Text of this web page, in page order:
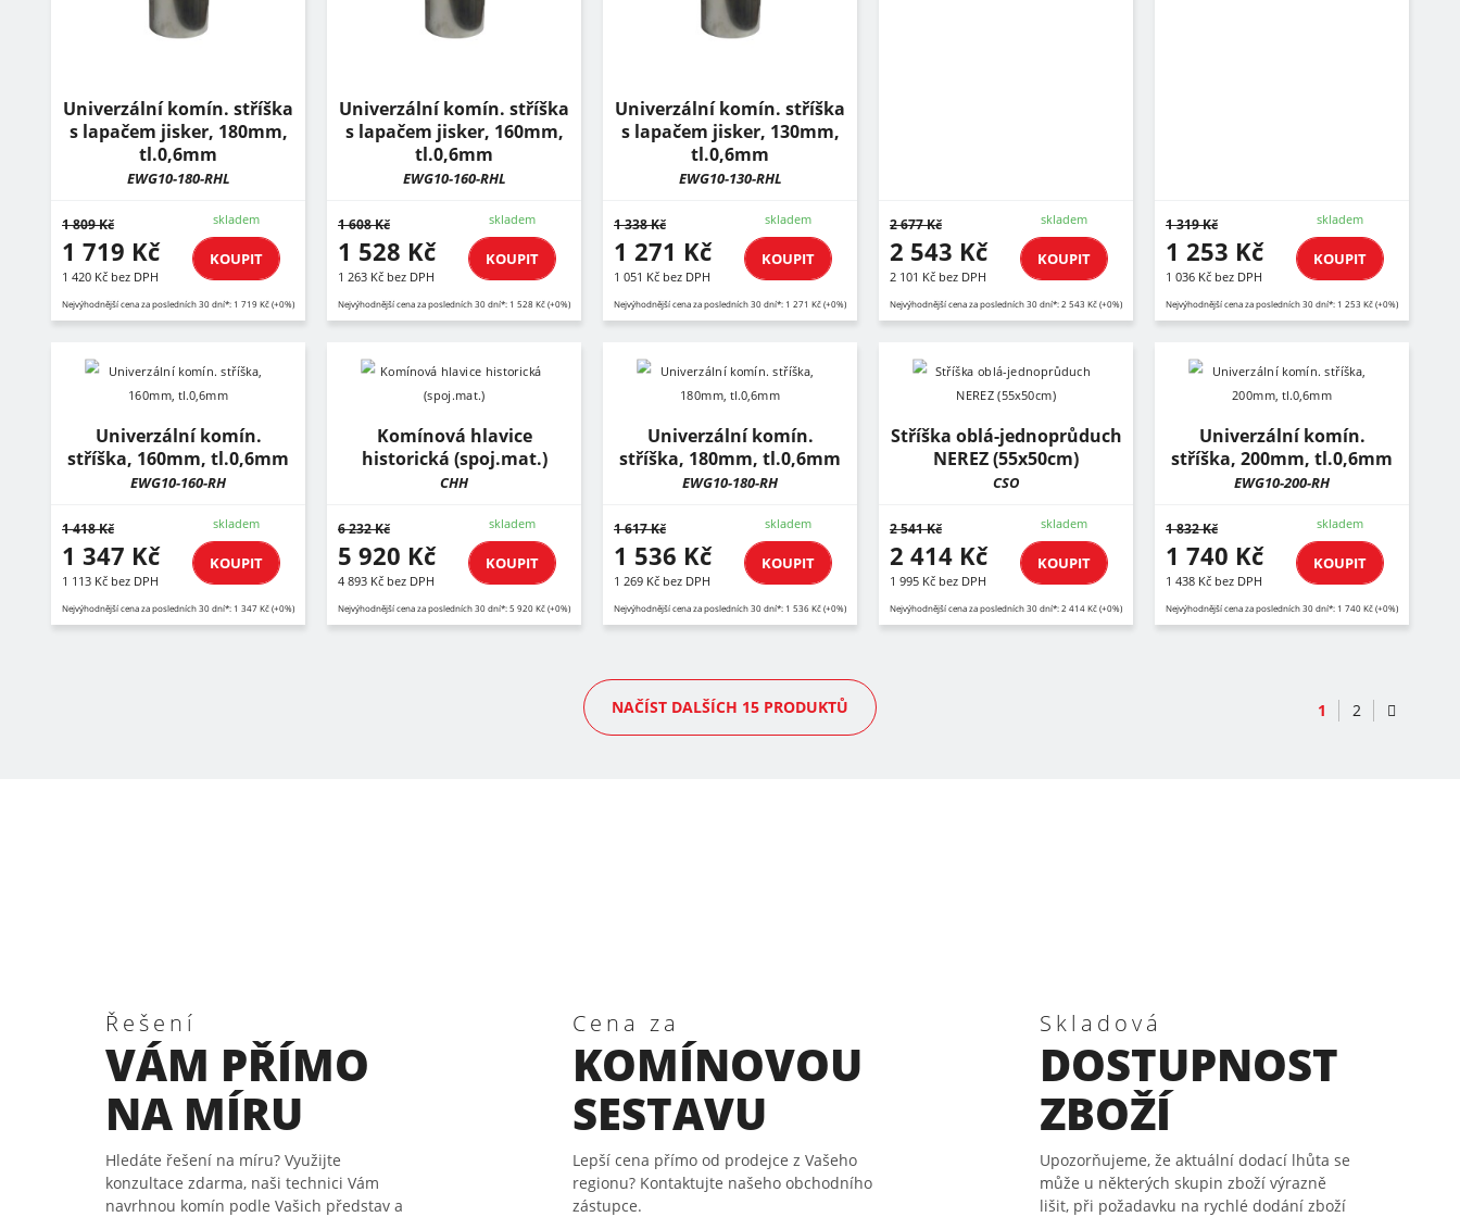
Univerzální komín. stříška
s lapačem jisker, 180mm,
tl.0,6mm
EWG10-180-RHL
1 809 Kč
1 719 Kč
1 420 Kč bez DPH
skladem
KOUPIT
Nejvýhodnější cena za posledních 30 dní*: 1 719 Kč (+0%)
Univerzální komín. stříška
s lapačem jisker, 160mm,
tl.0,6mm
EWG10-160-RHL
1 608 Kč
1 528 Kč
1 263 Kč bez DPH
skladem
KOUPIT
Nejvýhodnější cena za posledních 30 dní*: 1 528 Kč (+0%)
Univerzální komín. stříška
s lapačem jisker, 130mm,
tl.0,6mm
EWG10-130-RHL
1 338 Kč
1 271 Kč
1 051 Kč bez DPH
skladem
KOUPIT
Nejvýhodnější cena za posledních 30 dní*: 1 271 Kč (+0%)
2 677 Kč
2 543 Kč
2 101 Kč bez DPH
skladem
KOUPIT
Nejvýhodnější cena za posledních 30 dní*: 2 543 Kč (+0%)
1 319 Kč
1 253 Kč
1 036 Kč bez DPH
skladem
KOUPIT
Nejvýhodnější cena za posledních 30 dní*: 1 253 Kč (+0%)
Univerzální komín.
stříška, 160mm, tl.0,6mm
EWG10-160-RH
1 418 Kč
1 347 Kč
1 113 Kč bez DPH
skladem
KOUPIT
Nejvýhodnější cena za posledních 30 dní*: 1 347 Kč (+0%)
Komínová hlavice
historická (spoj.mat.)
CHH
6 232 Kč
5 920 Kč
4 893 Kč bez DPH
skladem
KOUPIT
Nejvýhodnější cena za posledních 30 dní*: 5 920 Kč (+0%)
Univerzální komín.
stříška, 180mm, tl.0,6mm
EWG10-180-RH
1 617 Kč
1 536 Kč
1 269 Kč bez DPH
skladem
KOUPIT
Nejvýhodnější cena za posledních 30 dní*: 1 536 Kč (+0%)
Stříška oblá-jednoprůduch
NEREZ (55x50cm)
CSO
2 541 Kč
2 414 Kč
1 995 Kč bez DPH
skladem
KOUPIT
Nejvýhodnější cena za posledních 30 dní*: 2 414 Kč (+0%)
Univerzální komín.
stříška, 200mm, tl.0,6mm
EWG10-200-RH
1 832 Kč
1 740 Kč
1 438 Kč bez DPH
skladem
KOUPIT
Nejvýhodnější cena za posledních 30 dní*: 1 740 Kč (+0%)
NAČÍST DALŠÍCH 15 PRODUKTŮ 1 2
Řešení
VÁM PŘÍMO
NA MÍRU
Hledáte řešení na míru? Využijte
konzultace zdarma, naši technici Vám
navrhnou komín podle Vašich představ a
Cena za
KOMÍNOVOU
SESTAVU
Lepší cena přímo od prodejce z Vašeho
regionu? Kontaktujte našeho obchodního
zástupce.
Skladová
DOSTUPNOST
ZBOŽÍ
Upozorňujeme, že aktuální dodací lhůta se
může u některých skupin zboží výrazně
lišit, při požadavku na rychlé dodání zboží